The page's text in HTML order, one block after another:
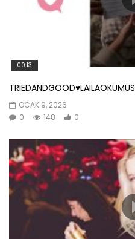
00:13
TRIEDANDGOOD♥️LAILAOKUMUS
OCAK 9, 2026
0
148 0